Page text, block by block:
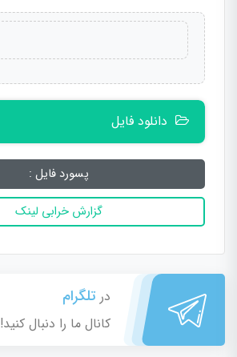
دانلود فایل
پسورد فایل :
گزارش خرابی لینک
در تلگرام
کانال ما را دنبال کنید!